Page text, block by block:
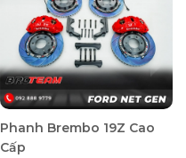
Phanh Brembo 19Z Cao
Cấp